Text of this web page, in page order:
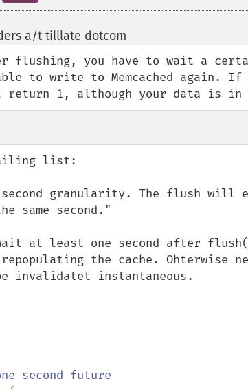
a/t tilllate dotcom
flushing, you have to wait a
to write to Memcached again.
return 1, although your data is in
list:
second granularity. The flush will
same second."
at least one second after flush()
the cache. Ohterwise
invalidatet instantaneous.